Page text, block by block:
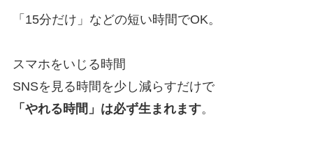
「15分だけ」などの短い時間でOK。
スマホをいじる時間
SNSを見る時間を少し減らすだけで
「やれる時間」は必ず生まれます。